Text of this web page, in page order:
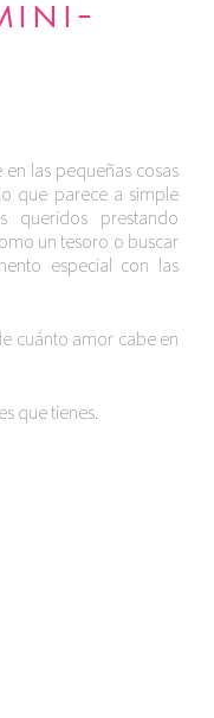
las pequeñas cosas
que parece a simple
queridos prestando
un tesoro o buscar
especial con las
cuánto amor cabe en
que tienes.